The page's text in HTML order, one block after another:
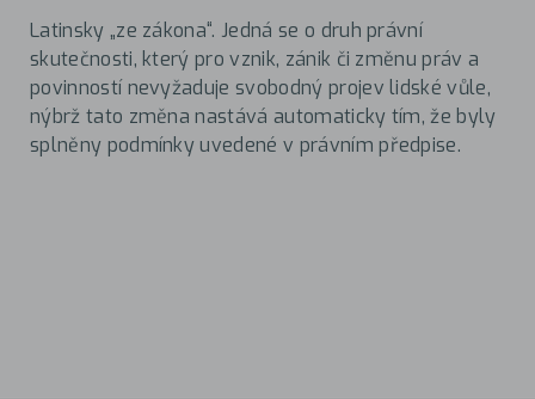
Latinsky „ze zákona“. Jedná se o druh právní
skutečnosti, který pro vznik, zánik či změnu práv a
povinností nevyžaduje svobodný projev lidské vůle,
nýbrž tato změna nastává automaticky tím, že byly
splněny podmínky uvedené v právním předpise.